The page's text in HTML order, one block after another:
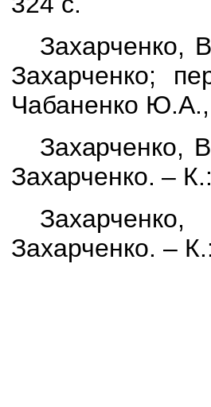
Захарченко,
Захарченко;
Чабаненко
Захарченко,
Захарченко. –
Захарченко. –